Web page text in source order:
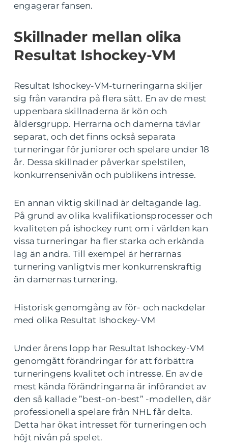
engagerar fansen.
Skillnader mellan olika
Resultat Ishockey-VM
Resultat Ishockey-VM-turneringarna skiljer
sig från varandra på flera sätt. En av de mest
uppenbara skillnaderna är kön och
åldersgrupp. Herrarna och damerna tävlar
separat, och det finns också separata
turneringar för juniorer och spelare under 18
år. Dessa skillnader påverkar spelstilen,
konkurrensenivån och publikens intresse.
En annan viktig skillnad är deltagande lag.
På grund av olika kvalifikationsprocesser och
kvaliteten på ishockey runt om i världen kan
vissa turneringar ha fler starka och erkända
lag än andra. Till exempel är herrarnas
turnering vanligtvis mer konkurrenskraftig
än damernas turnering.
Historisk genomgång av för- och nackdelar
med olika Resultat Ishockey-VM
Under årens lopp har Resultat Ishockey-VM
genomgått förändringar för att förbättra
turneringens kvalitet och intresse. En av de
mest kända förändringarna är införandet av
den så kallade ”best-on-best” -modellen, där
professionella spelare från NHL får delta.
Detta har ökat intresset för turneringen och
höjt nivån på spelet.